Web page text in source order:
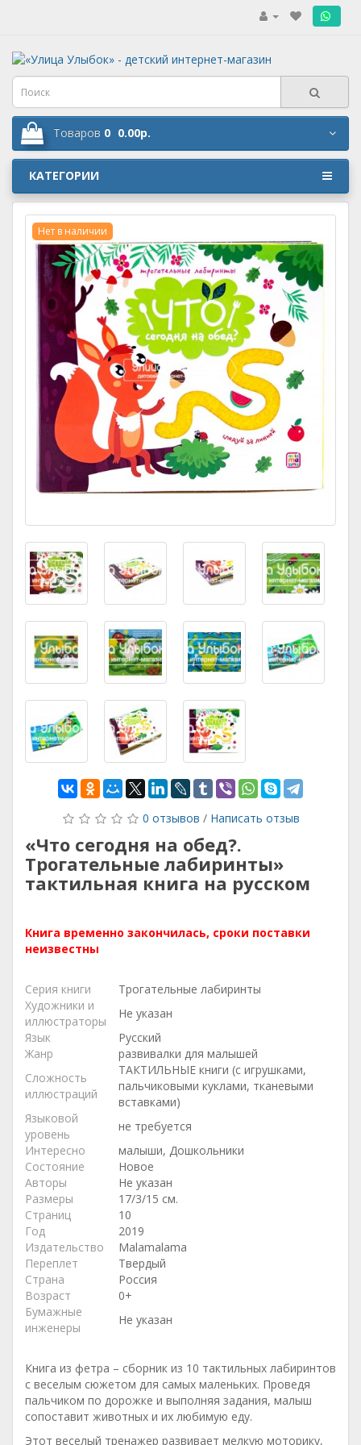
Товаров 0 0.00р.
КАТЕГОРИИ
Нет в наличии
0 отзывов / Написать отзыв
«Что сегодня на обед?.
Трогательные лабиринты»
тактильная книга на русском
Книга временно закончилась, сроки поставки
неизвестны
Серия книги
Трогательные лабиринты
Художники и
иллюстраторы
Не указан
Язык
Русский
Жанр
развивалки для малышей
Сложность
иллюстраций
ТАКТИЛЬНЫЕ книги (с игрушками,
пальчиковыми куклами, тканевыми
вставками)
Языковой
уровень
не требуется
Интересно
малыши, Дошкольники
Состояние
Новое
Авторы
Не указан
Размеры
17/3/15 см.
Страниц
10
Год
2019
Издательство
Malamalama
Переплет
Твердый
Страна
Россия
Возраст
0+
Бумажные
инженеры
Не указан
Книга из фетра – сборник из 10 тактильных лабиринтов
с веселым сюжетом для самых маленьких. Проведя
пальчиком по дорожке и выполняя задания, малыш
сопоставит животных и их любимую еду.
Этот веселый тренажер развивает мелкую моторику,